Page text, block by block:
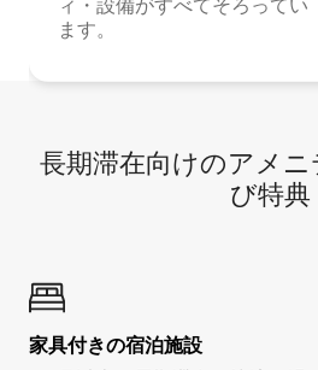
ます。
長期滞在向け⁠のア⁠メ⁠ニ⁠
び特⁠典
家具付き⁠の宿⁠泊⁠施⁠設